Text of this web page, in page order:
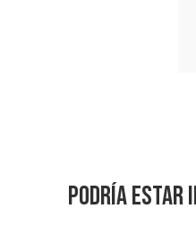
PODRÍA ESTAR